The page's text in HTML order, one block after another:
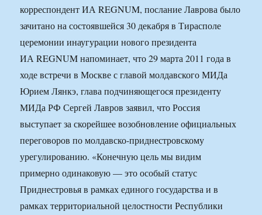
корреспондент ИА REGNUM, послание Лаврова было
зачитано на состоявшейся 30 декабря в Тирасполе
церемонии инаугурации нового президента
ИА REGNUM напоминает, что 29 марта 2011 года в
ходе встречи в Москве с главой молдавского МИДа
Юрием Лянкэ, глава подчиняющегося президенту
МИДа РФ Сергей Лавров заявил, что Россия
выступает за скорейшее возобновление официальных
переговоров по молдавско-приднестровскому
урегулированию. «Конечную цель мы видим
примерно одинаковую — это особый статус
Приднестровья в рамках единого государства и в
рамках территориальной целостности Республики